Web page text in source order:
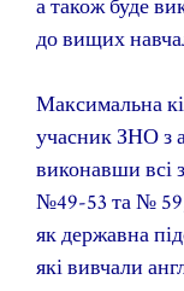
а також буде
до вищих
Максимальна
учасник ЗНО з
виконавши всі
№49-53 та № 59,
якдержавна
які вивчали